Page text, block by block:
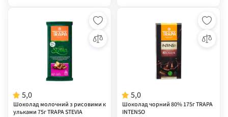
5,0
Шоколад молочний з рисовими к
ульками 75г TRAPA STEVIA
5,0
Шоколад чорний 80% 175г TRAPA
INTENSO